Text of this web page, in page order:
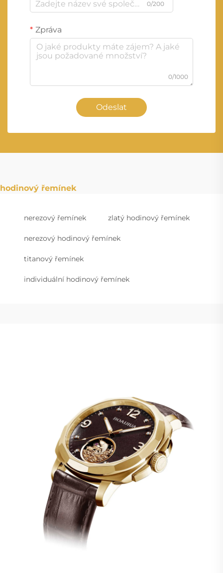
0/200
Zpráva
0/1000
Odeslat
hodinový řemínek
nerezový řemínek zlatý hodinový řemínek
nerezový hodinový řemínek
titanový řemínek
individuální hodinový řemínek